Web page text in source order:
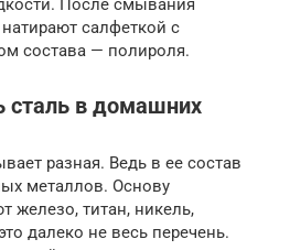
После смывания
салфеткой с
состава — полироля.
сталь в домашних
разная. Ведь в ее состав
металлов. Основу
железо, титан, никель,
далеко не весь перечень.